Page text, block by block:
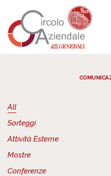
All
Sorteggi
Attività Esterne
Mostre
Conferenze